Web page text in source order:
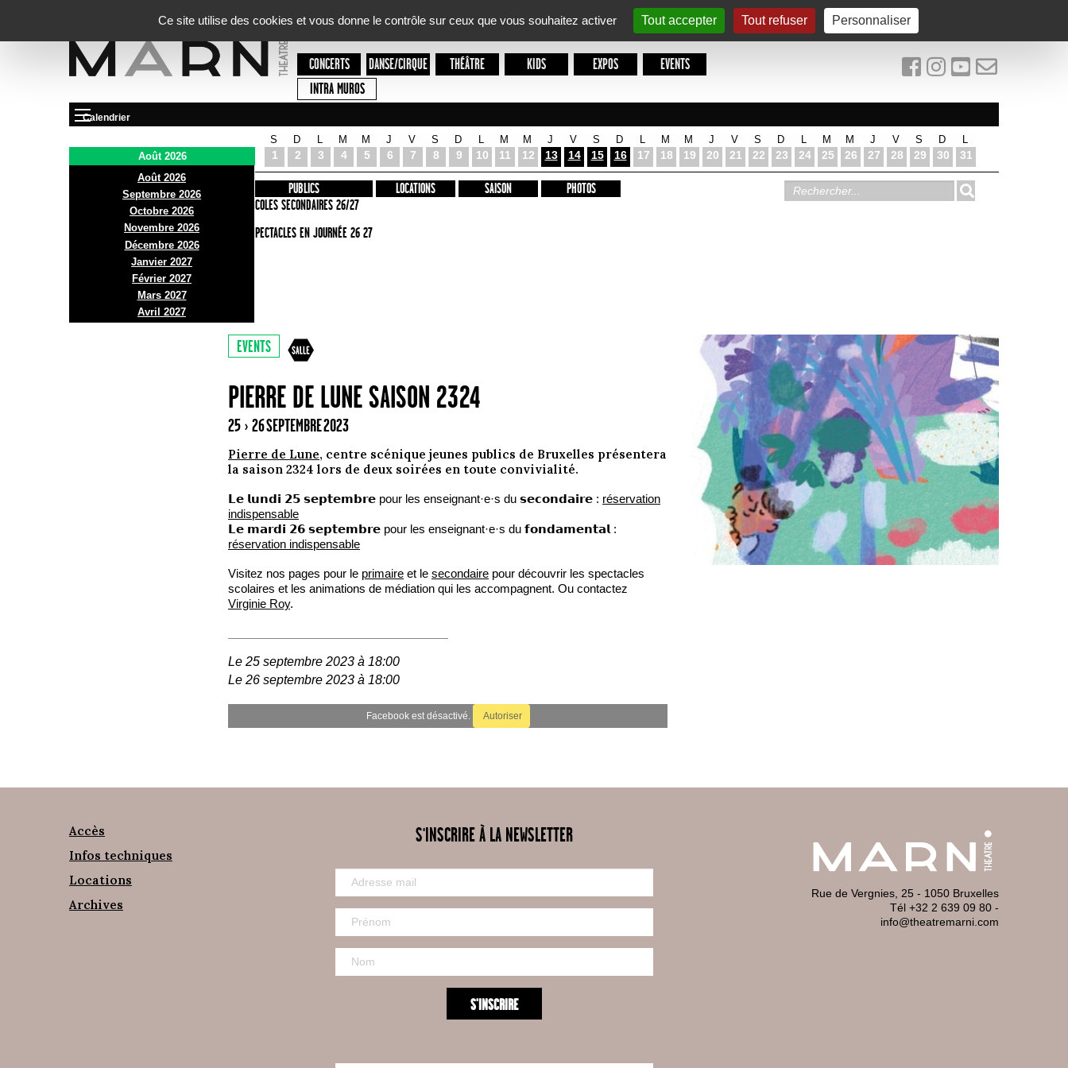
Ce site utilise des cookies et vous donne le contrôle sur ceux que vous souhaitez activer
Tout accepter Tout refuser Personnaliser
CONCERTS DANSE/CIRQUE THÉÂTRE KIDS EXPOS
EVENTS
INTRA MUROS
Calendrier
Août 2026
Août 2026
Septembre 2026
Octobre 2026
Novembre 2026
Décembre 2026
Janvier 2027
Février 2027
Mars 2027
Avril 2027
S
1
D
2 3
M
4
M
5
J
6
V
7
S
8
D
9 10
M
11
M
12
J
13
V
14
S
15
D
16 17
M
18
M
19
J
20
V
21
S
22
D
23 24
M
25
M
26
J
27
V
28
S
29
D
30 31
PRÉSENTATION
INFOS PRATIQUES
ACCES
BAR ET BISTRO
BILLETTERIE
PUBLICS
ECOLES SECONDAIRES 26/27
SPECTACLES EN JOURNÉE 26 27
LOCATIONS SAISON PHOTOS
EVENTS
PIERRE DE LUNE SAISON 2324
25 › 26 SEPTEMBRE 2023
Pierre de Lune, centre scénique jeunes publics de Bruxelles présentera
la saison 2324 lors de deux soirées en toute convivialité.
𝗟𝗲 𝗹𝘂𝗻𝗱𝗶 𝟮𝟱 𝘀𝗲𝗽𝘁𝗲𝗺𝗯𝗿𝗲 pour les enseignant·e·s du 𝘀𝗲𝗰𝗼𝗻𝗱𝗮𝗶𝗿𝗲 : réservation
indispensable
𝗟𝗲 𝗺𝗮𝗿𝗱𝗶 𝟮𝟲 𝘀𝗲𝗽𝘁𝗲𝗺𝗯𝗿𝗲 pour les enseignant·e·s du 𝗳𝗼𝗻𝗱𝗮𝗺𝗲𝗻𝘁𝗮𝗹 :
réservation indispensable
Visitez nos pages pour le primaire et le secondaire pour découvrir les spectacles
scolaires et les animations de médiation qui les accompagnent. Ou contactez
Virginie Roy.
Le 25 septembre 2023 à 18:00
Le 26 septembre 2023 à 18:00
Facebook est désactivé. Autoriser
Accès
Infos techniques
Locations
Archives
S'INSCRIRE À LA NEWSLETTER
Rue de Vergnies, 25 - 1050 Bruxelles
Tél +32 2 639 09 80 -
info@theatremarni.com